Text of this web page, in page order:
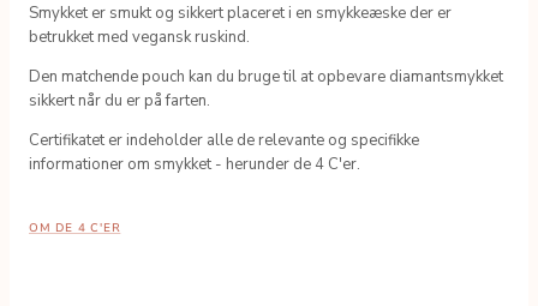
Smykket er smukt og sikkert placeret i en smykkeæske der er
betrukket med vegansk ruskind.
Den matchende pouch kan du bruge til at opbevare diamantsmykket
sikkert når du er på farten.
Certifikatet er indeholder alle de relevante og specifikke
informationer om smykket - herunder de 4 C'er.
OM DE 4 C'ER